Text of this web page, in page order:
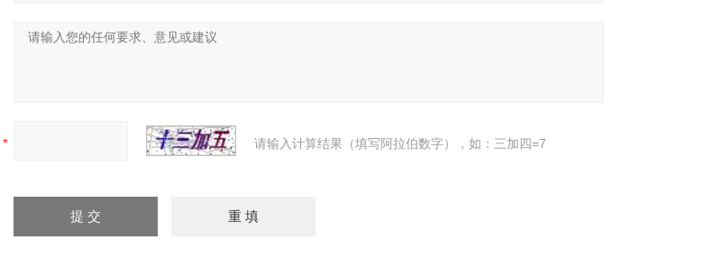
请输入计算结果（填写阿拉伯数字），如：三加四=7